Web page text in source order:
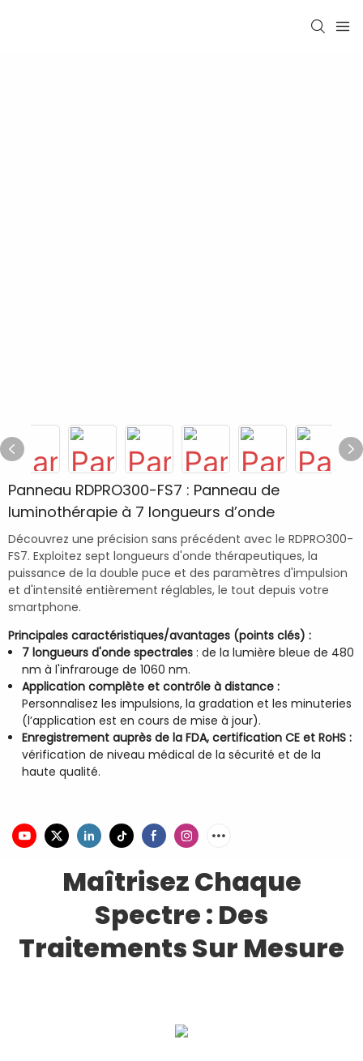
Panneau RDPRO300-FS7 : Panneau de
luminothérapie à 7 longueurs d’onde
Découvrez une précision sans précédent avec le RDPRO300-
FS7. Exploitez sept longueurs d'onde thérapeutiques, la
puissance de la double puce et des paramètres d'impulsion
et d'intensité entièrement réglables, le tout depuis votre
smartphone.
Principales caractéristiques/avantages (points clés) :
7 longueurs d'onde spectrales: de la lumière bleue de 480
nm à l'infrarouge de 1060 nm.
Application complète et contrôle à distance :
Personnalisez les impulsions, la gradation et les minuteries
(l’application est en cours de mise à jour).
Enregistrement auprès de la FDA, certification CE et RoHS :
vérification de niveau médical de la sécurité et de la
haute qualité.
Maîtrisez Chaque
Spectre : Des
Traitements Sur Mesure